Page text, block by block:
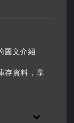
圖文介紹
存資料，享